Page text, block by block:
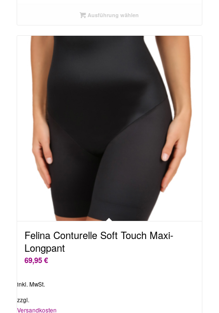
Ausführung wählen
Felina Conturelle Soft Touch Maxi-
Longpant
69,95€
inkl. MwSt.
zzgl.
Versandkosten